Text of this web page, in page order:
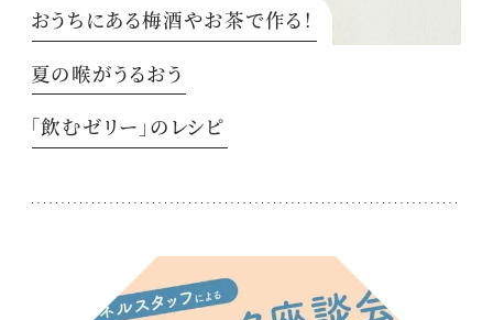
おうちにある梅酒やお茶で作る！
夏の喉がうるおう
「飲むゼリー」のレシピ